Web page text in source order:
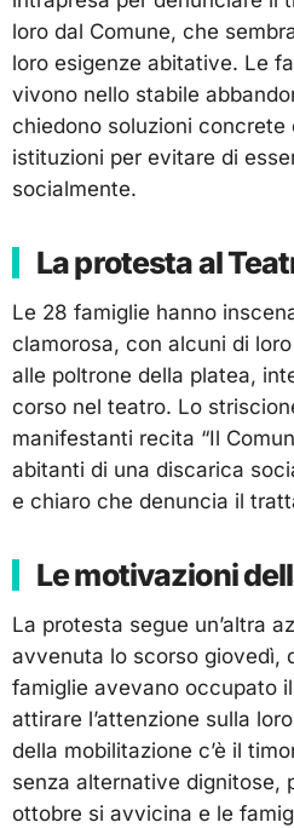
loro dal Comune, che
loro esigenze abitative. Le
vivono nello stabile
chiedono soluzioni concrete
istituzioni per evitare di
socialmente.
La protesta al
Le 28 famiglie hanno
clamorosa, con alcuni di
alle poltrone della platea,
corso nel teatro. Lo
manifestanti recita “Il
abitanti di una discarica
e chiaro che denuncia il
Le motivazioni
La protesta segue un’altra
avvenuta lo scorso giovedì,
famiglie avevano occupato
attirare l’attenzione sulla
della mobilitazione c’è il
senza alternative dignitose,
ottobre si avvicina e le